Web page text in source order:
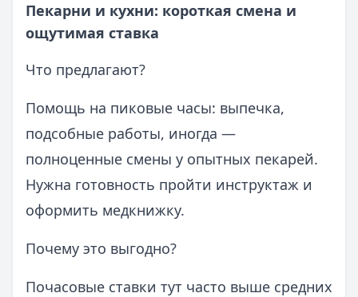
Пекарни и кухни: короткая смена и
ощутимая ставка
Что предлагают?
Помощь на пиковые часы: выпечка,
подсобные работы, иногда —
полноценные смены у опытных пекарей.
Нужна готовность пройти инструктаж и
оформить медкнижку.
Почему это выгодно?
Почасовые ставки тут часто выше средних